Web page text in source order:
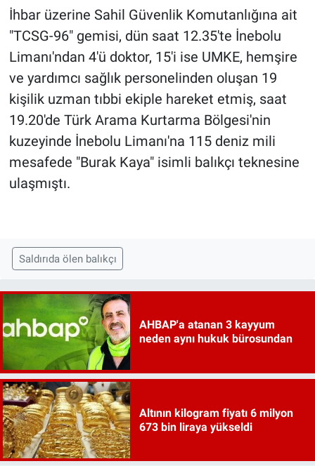
İhbar üzerine Sahil Güvenlik Komutanlığına ait
"TCSG-96" gemisi, dün saat 12.35'te İnebolu
Limanı'ndan 4'ü doktor, 15'i ise UMKE, hemşire
ve yardımcı sağlık personelinden oluşan 19
kişilik uzman tıbbi ekiple hareket etmiş, saat
19.20'de Türk Arama Kurtarma Bölgesi'nin
kuzeyinde İnebolu Limanı'na 115 deniz mili
mesafede "Burak Kaya" isimli balıkçı teknesine
ulaşmıştı.
Saldırıda ölen balıkçı
AHBAP'a atanan 3 kayyum
neden aynı hukuk bürosundan
Altının kilogram fiyatı 6 milyon
673 bin liraya yükseldi